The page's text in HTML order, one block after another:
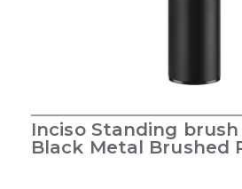
Inciso Standing
Black Metal Brushed